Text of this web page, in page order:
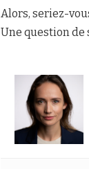
Alors, seriez-
Une question de